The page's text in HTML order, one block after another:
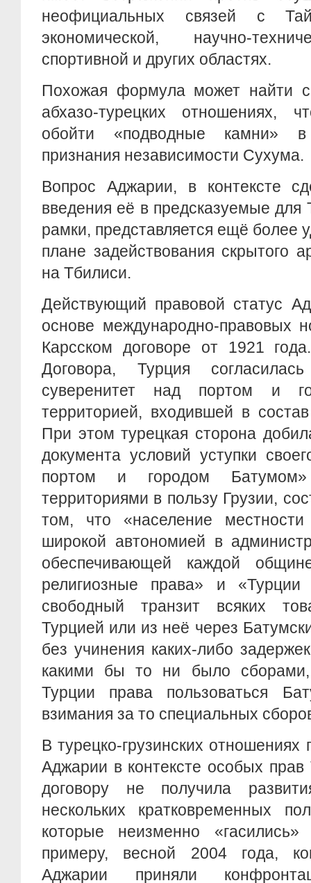
неофициальных связей с
экономической, научно-
спортивной и других областях.
Похожая формула может найти
абхазо-турецких отношениях,
обойти «подводные камни» в
признания независимости Сухума.
Вопрос Аджарии, в контексте
введения её в предсказуемые для
рамки, представляется ещё более
плане задействования скрытого
на Тбилиси.
Действующий правовой статус
основе международно-правовых
Карсском договоре от 1921
Договора, Турция
суверенитет над портом и
территорией, входившей в
При этом турецкая сторона
документа условий уступки
портом и городом
территориями в пользу Грузии,
том, что «население местности
широкой автономией в
обеспечивающей каждой
религиозные права» и «Турции
свободный транзит всяких
Турцией или из неё через
без учинения каких-либо
какими бы то ни было сборами,
Турции права пользоваться
взимания за то специальных
В турецко-грузинских
Аджарии в контексте особых
договору не получила
нескольких кратковременных
которые неизменно
примеру, весной 2004 года,
Аджарии приняли